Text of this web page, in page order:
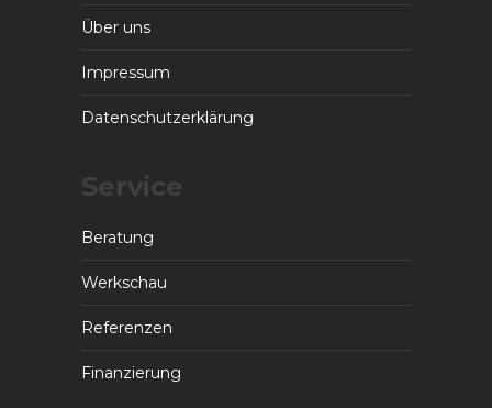
Über uns
Impressum
Datenschutzerklärung
Service
Beratung
Werkschau
Referenzen
Finanzierung